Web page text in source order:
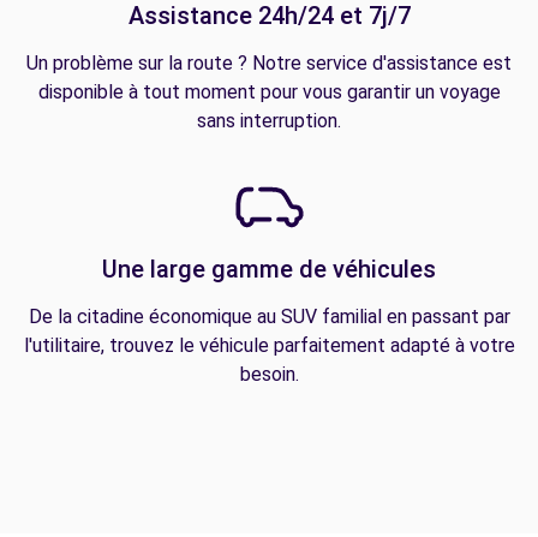
Assistance 24h/24 et 7j/7
Un problème sur la route ? Notre service d'assistance est
disponible à tout moment pour vous garantir un voyage
sans interruption.
Une large gamme de véhicules
De la citadine économique au SUV familial en passant par
l'utilitaire, trouvez le véhicule parfaitement adapté à votre
besoin.